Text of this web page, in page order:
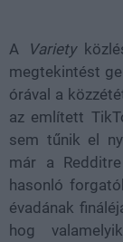
A Variety
megtekintést
órával a
az említett
sem tűnik el
már a
hasonló
évadának
hog